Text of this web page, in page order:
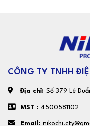
CÔNG TY TNHH
Địa chỉ: Số 379 Lê
MST : 4500581102
Email: